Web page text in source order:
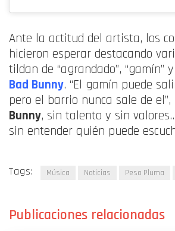
Ante la actitud del artista, los
hicieron esperar destacando
tildan de “agrandado”, “gamín”
Bad Bunny. “El gamín puede
pero el barrio nunca sale de el”,
Bunny, sin talento y sin
sin entender quién puede
Tags: Música Noticias Peso Pluma